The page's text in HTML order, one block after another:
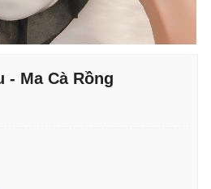
- Ma Cà Rồng